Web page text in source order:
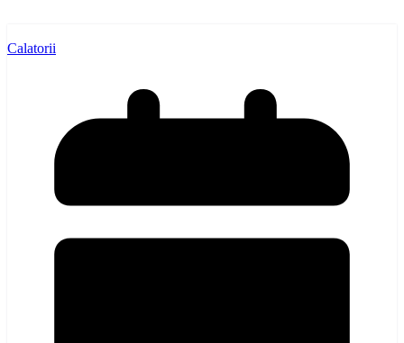
Calatorii